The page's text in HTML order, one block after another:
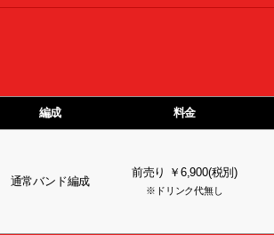
編成 料金
通常バンド編成
前売り ￥6,900(税別)
※ドリンク代無し